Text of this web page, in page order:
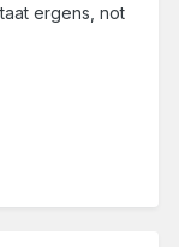
ergens, not